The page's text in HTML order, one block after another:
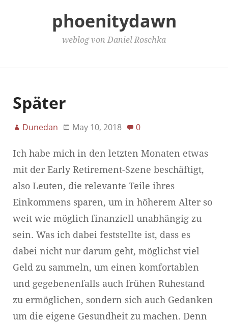
phoenitydawn
weblog von Daniel Roschka
Später
Dunedan May 10, 2018 0
Ich habe mich in den letzten Monaten etwas
mit der Early Retirement-Szene beschäftigt,
also Leuten, die relevante Teile ihres
Einkommens sparen, um in höherem Alter so
weit wie möglich finanziell unabhängig zu
sein. Was ich dabei feststellte ist, dass es
dabei nicht nur darum geht, möglichst viel
Geld zu sammeln, um einen komfortablen
und gegebenenfalls auch frühen Ruhestand
zu ermöglichen, sondern sich auch Gedanken
um die eigene Gesundheit zu machen. Denn